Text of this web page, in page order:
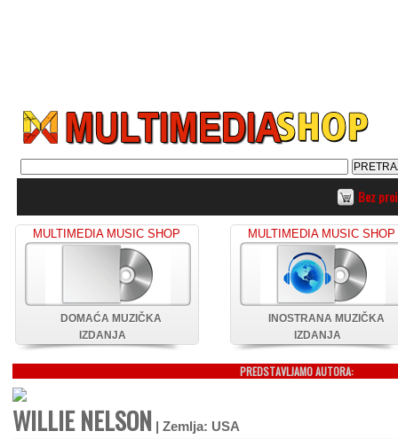
Bez
MULTIMEDIA MUSIC SHOP
DOMAĆA MUZIČKA
IZDANJA
MULTIMEDIA MUSIC SHOP
INOSTRANA MUZIČKA
IZDANJA
PREDSTAVLJAMO AUTORA:
WILLIE NELSON | Zemlja: USA